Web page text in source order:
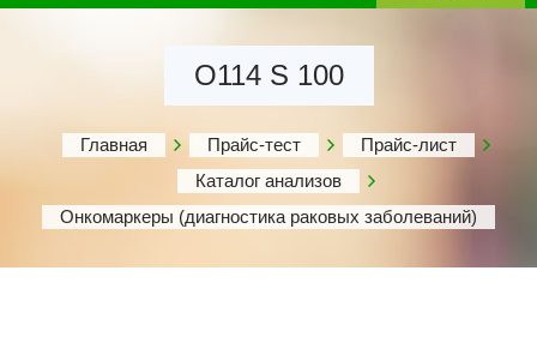
О114 S 100
Главная Прайс-тест
Прайс-лист
Каталог анализов
Онкомаркеры (диагностика раковых заболеваний)